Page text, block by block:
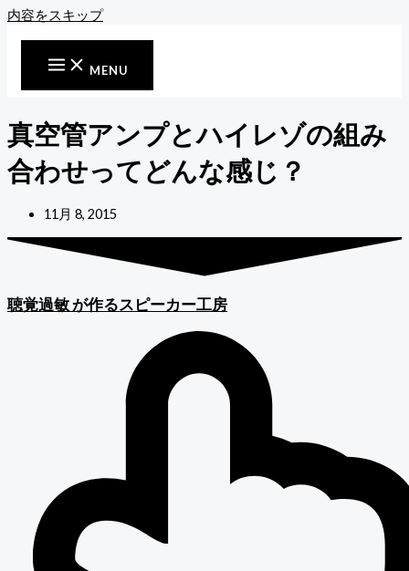
内容をスキップ
MENU
真空管アンプとハイレゾの組み
合わせってどんな感じ？
11月 8, 2015
聴覚過敏が作るスピーカー工房